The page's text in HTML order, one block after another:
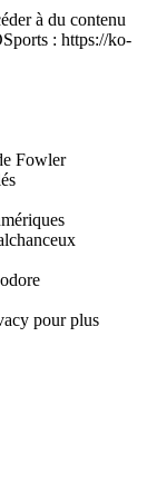
à du contenu
: https://ko-
Fowler
pour plus